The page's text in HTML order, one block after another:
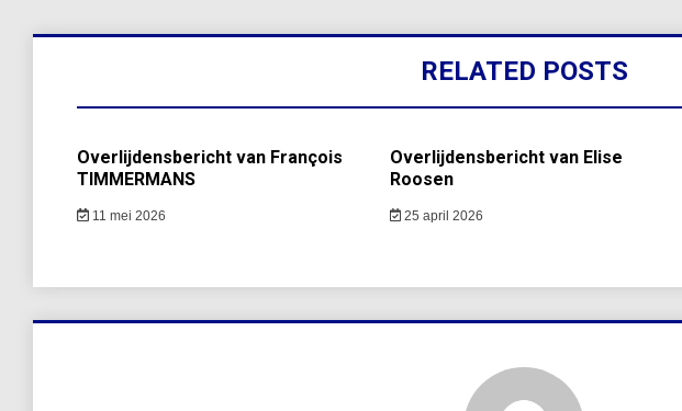
RELATED POSTS
Overlijdensbericht van François
TIMMERMANS
11 mei 2026
Overlijdensbericht van Elise
Roosen
25 april 2026